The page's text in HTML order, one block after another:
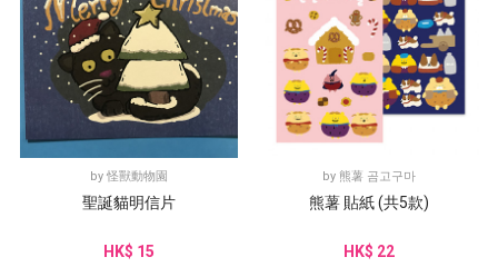
by 怪獸動物園
聖誕貓明信片
HK$ 15
by 熊薯 곰고구마
熊薯 貼紙 (共5款)
HK$ 22